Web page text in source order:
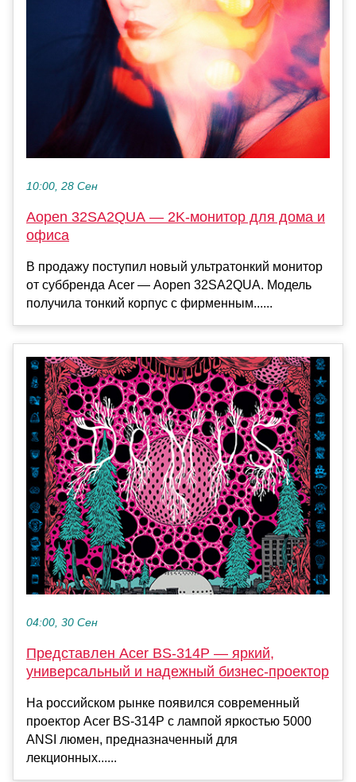
10:00, 28 Сен
Aopen 32SA2QUA — 2K-монитор для дома и
офиса
В продажу поступил новый ультратонкий монитор
от суббренда Acer — Aopen 32SA2QUA. Модель
получила тонкий корпус с фирменным......
04:00, 30 Сен
Представлен Acer BS-314P — яркий,
универсальный и надежный бизнес‑проектор
На российском рынке появился современный
проектор Acer BS-314P с лампой яркостью 5000
ANSI люмен, предназначенный для
лекционных......